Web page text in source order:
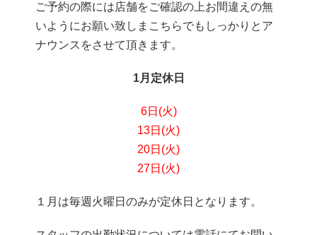
ご予約の際には店舗をご確認の上お間違えの無
いようにお願い致しまこちらでもしっかりとア
ナウンスをさせて頂きます。
1月定休日
6日(火)
13日 (火)
20日(火)
27日(火)
１月は毎週火曜日のみが定休日となります。